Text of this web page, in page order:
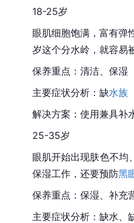
18-25岁
眼肌细胞饱满，富有弹
岁这个分水岭，就容易
保养重点：清洁、保湿
主要症状分析：缺水族
解决方案：使用兼具补
25-35岁
眼肌开始出现肤色不均
保湿工作，还要预防黑
保养重点：保湿、补充
主要症状分析：缺水、